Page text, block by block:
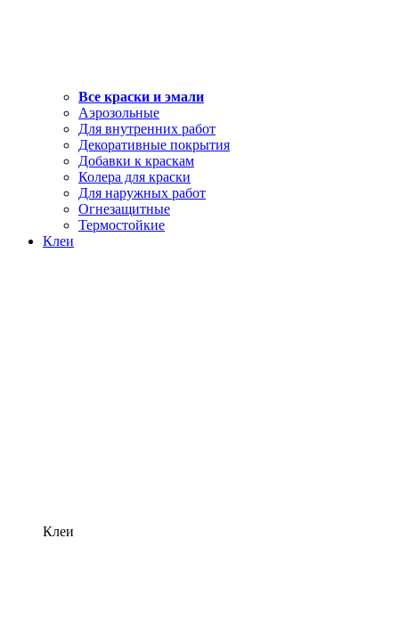
Все краски и эмали
Аэрозольные
Для внутренних работ
Декоративные покрытия
Добавки к краскам
Колера для краски
Для наружных работ
Огнезащитные
Термостойкие
Клеи
Клеи